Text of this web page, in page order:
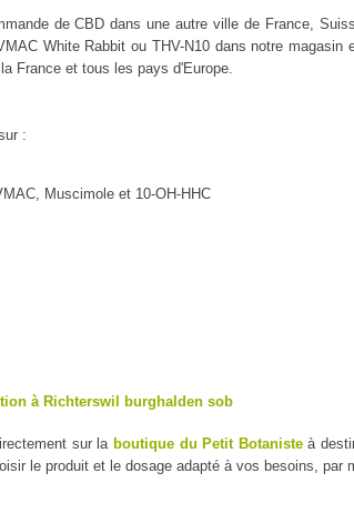
de CBD dans une autre ville de France,
White Rabbit ou THV-N10 dans notre
France et tous les pays d'Europe.
:
Muscimole et 10-OH-HHC
à Richterswil burghalden sob
sur la boutique du Petit Botanisteà
le produit et le dosage adapté à vos besoins, par